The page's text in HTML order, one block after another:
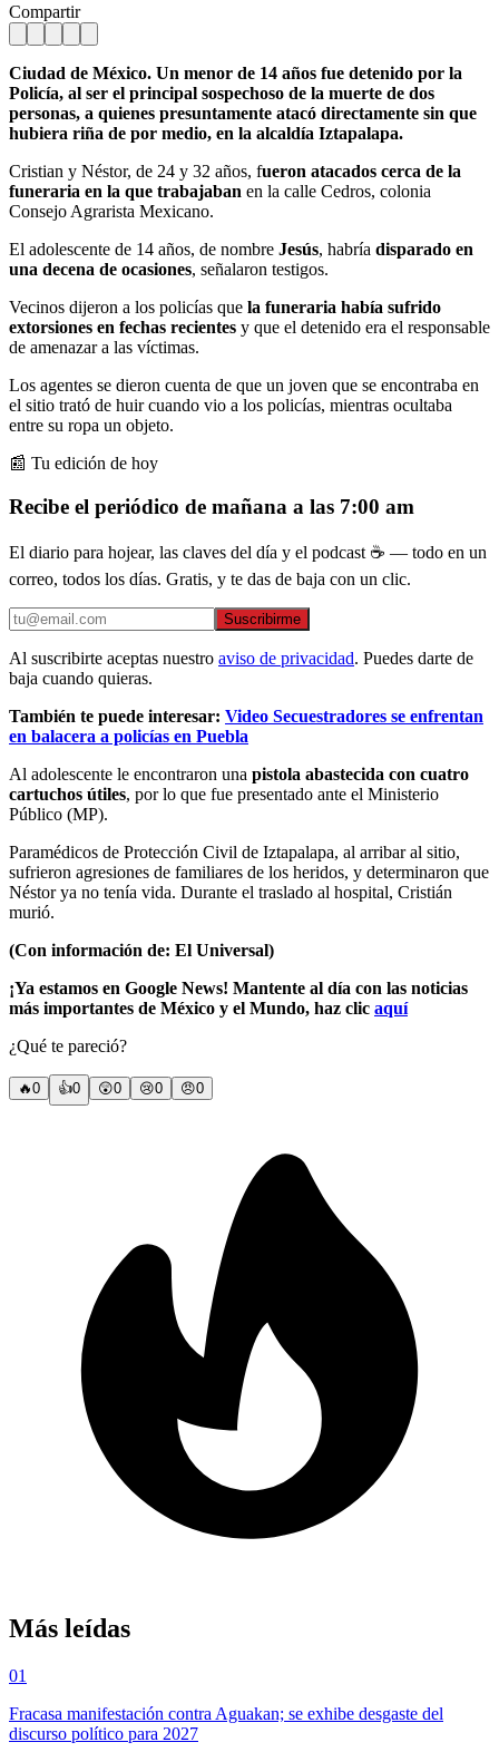
Compartir
Ciudad de México. Un menor de 14 años fue detenido por la
Policía, al ser el principal sospechoso de la muerte de dos
personas, a quienes presuntamente atacó directamente sin que
hubiera riña de por medio, en la alcaldía Iztapalapa.
Cristian y Néstor, de 24 y 32 años, fueron atacados cerca de la
funeraria en la que trabajaban en la calle Cedros, colonia
Consejo Agrarista Mexicano.
El adolescente de 14 años, de nombre Jesús, habría disparado en
una decena de ocasiones, señalaron testigos.
Vecinos dijeron a los policías que la funeraria había sufrido
extorsiones en fechas recientes y que el detenido era el responsable
de amenazar a las víctimas.
Los agentes se dieron cuenta de que un joven que se encontraba en
el sitio trató de huir cuando vio a los policías, mientras ocultaba
entre su ropa un objeto.
📰 Tu edición de hoy
Recibe el periódico de mañana a las 7:00 am
El diario para hojear, las claves del día y el podcast ☕ — todo en un
correo, todos los días. Gratis, y te das de baja con un clic.
Suscribirme
Al suscribirte aceptas nuestro aviso de privacidad. Puedes darte de
baja cuando quieras.
También te puede interesar: Video Secuestradores se enfrentan
en balacera a policías en Puebla
Al adolescente le encontraron una pistola abastecida con cuatro
cartuchos útiles, por lo que fue presentado ante el Ministerio
Público (MP).
Paramédicos de Protección Civil de Iztapalapa, al arribar al sitio,
sufrieron agresiones de familiares de los heridos, y determinaron que
Néstor ya no tenía vida. Durante el traslado al hospital, Cristián
murió.
(Con información de: El Universal)
¡Ya estamos en Google News! Mantente al día con las noticias
más importantes de México y el Mundo, haz clic aquí
¿Qué te pareció?
🔥0 👍0 😲0 😢0 😠0
Más leídas
01
Fracasa manifestación contra Aguakan; se exhibe desgaste del
discurso político para 2027